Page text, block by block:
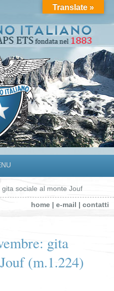
sociale al monte Jouf
home | e-mail | contatti
gita
(m.1.224)
Translate »